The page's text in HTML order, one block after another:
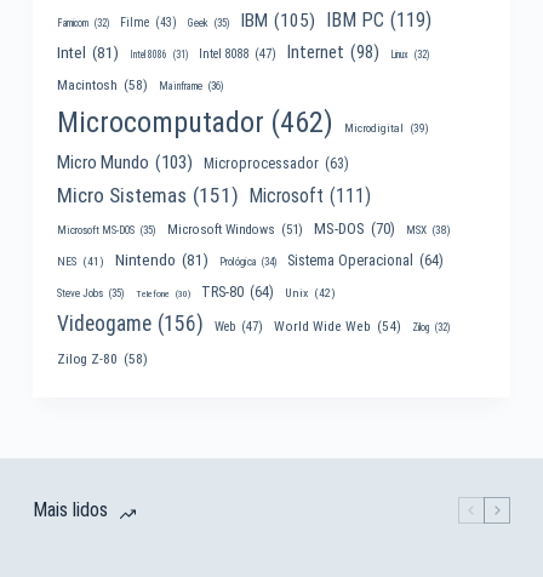
Famicom (32) Filme (43) Geek (35) IBM (105) IBM PC (119)
Intel (81) Intel 8086 (31) Intel 8088 (47) Internet (98) Linux (32)
Macintosh (58) Mainframe (36)
Microcomputador (462) Microdigital (39)
Micro Mundo (103) Microprocessador (63)
Micro Sistemas (151) Microsoft (111)
Microsoft MS-DOS (35) Microsoft Windows (51) MS-DOS (70) MSX (38)
NES (41) Nintendo (81) Prológica (34) Sistema Operacional (64)
Steve Jobs (35) Telefone (30) TRS-80 (64) Unix (42)
Videogame (156) Web (47) World Wide Web (54) Zilog (32)
Zilog Z-80 (58)
Mais lidos